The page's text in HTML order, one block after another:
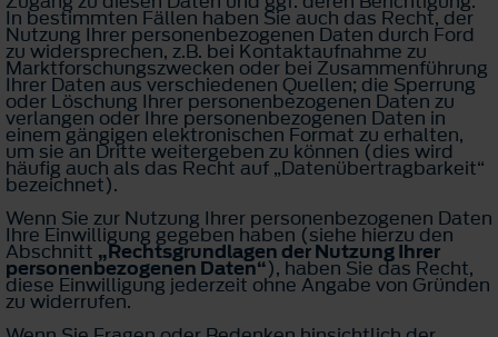
In bestimmten Fällen haben Sie auch das Recht, der
Nutzung Ihrer personenbezogenen Daten durch Ford
zu widersprechen, z.B. bei Kontaktaufnahme zu
Marktforschungszwecken oder bei Zusammenführung
Ihrer Daten aus verschiedenen Quellen; die Sperrung
oder Löschung Ihrer personenbezogenen Daten zu
verlangen oder Ihre personenbezogenen Daten in
einem gängigen elektronischen Format zu erhalten,
um sie an Dritte weitergeben zu können (dies wird
häufig auch als das Recht auf „Datenübertragbarkeit“
bezeichnet).
Wenn Sie zur Nutzung Ihrer personenbezogenen Daten
Ihre Einwilligung gegeben haben (siehe hierzu den
Abschnitt „Rechtsgrundlagen der Nutzung Ihrer
personenbezogenen Daten“), haben Sie das Recht,
diese Einwilligung jederzeit ohne Angabe von Gründen
zu widerrufen.